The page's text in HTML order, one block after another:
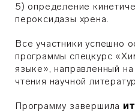
5) определение
пероксидазы хрена.
Все участники успешно
программы спецкурс
языке», направленный
чтения научной
Программу завершила